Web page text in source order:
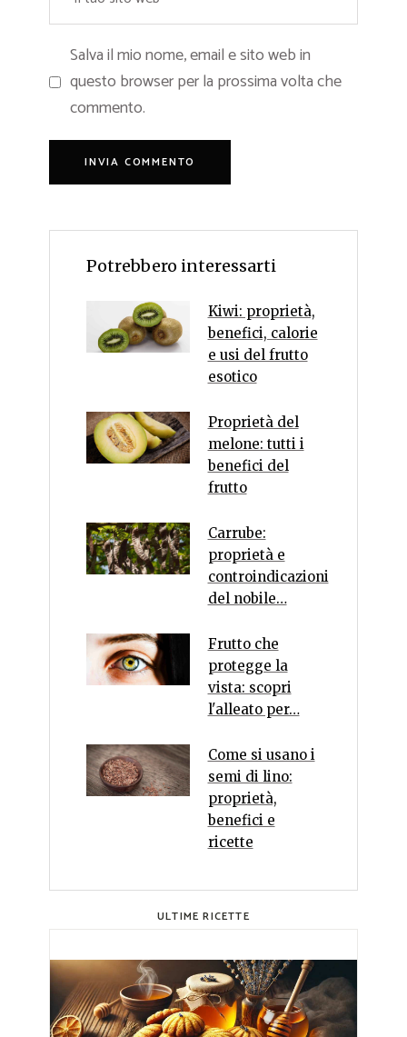
Salva il mio nome, email e sito web in
questo browser per la prossima volta che
commento.
Potrebbero interessarti
Kiwi: proprietà,
benefici, calorie
e usi del frutto
esotico
Proprietà del
melone: tutti i
benefici del
frutto
Carrube:
proprietà e
controindicazioni
del nobile…
Frutto che
protegge la
vista: scopri
l'alleato per…
Come si usano i
semi di lino:
proprietà,
benefici e
ricette
ULTIME RICETTE